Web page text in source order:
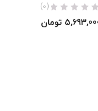
(0)
تومان